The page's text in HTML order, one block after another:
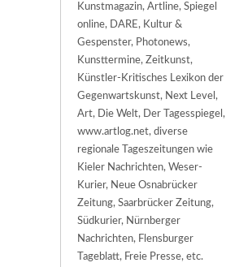
Kunstmagazin, Artline, Spiegel
online, DARE, Kultur &
Gespenster, Photonews,
Kunsttermine, Zeitkunst,
Künstler-Kritisches Lexikon der
Gegenwartskunst, Next Level,
Art, Die Welt, Der Tagesspiegel,
www.artlog.net, diverse
regionale Tageszeitungen wie
Kieler Nachrichten, Weser-
Kurier, Neue Osnabrücker
Zeitung, Saarbrücker Zeitung,
Südkurier, Nürnberger
Nachrichten, Flensburger
Tageblatt, Freie Presse, etc.